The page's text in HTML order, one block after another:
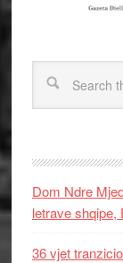
Dom Ndre
letrave shqipe,
36 vjet